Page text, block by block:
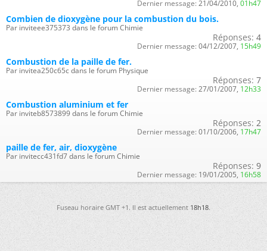
Dernier message: 21/04/2010, 01h47
Combien de dioxygène pour la combustion du bois.
Par inviteee375373 dans le forum Chimie
Réponses: 4
Dernier message: 04/12/2007, 15h49
Combustion de la paille de fer.
Par invitea250c65c dans le forum Physique
Réponses: 7
Dernier message: 27/01/2007, 12h33
Combustion aluminium et fer
Par inviteb8573899 dans le forum Chimie
Réponses: 2
Dernier message: 01/10/2006, 17h47
paille de fer, air, dioxygène
Par invitecc431fd7 dans le forum Chimie
Réponses: 9
Dernier message: 19/01/2005, 16h58
Fuseau horaire GMT +1. Il est actuellement18h18.